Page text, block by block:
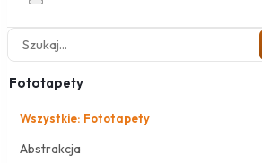
Fototapety
Wszystkie: Fototapety
Abstrakcja